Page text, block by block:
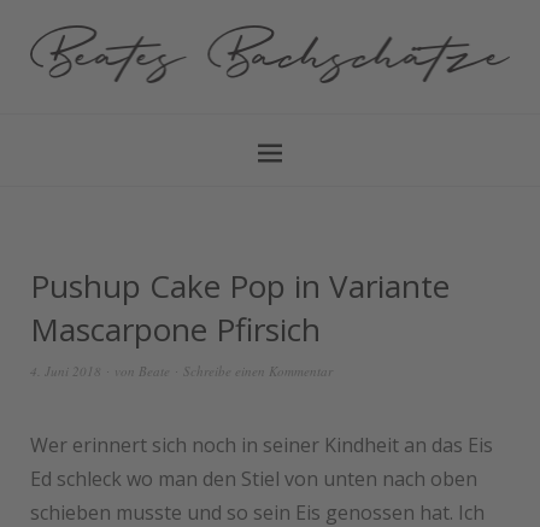
Pushup Cake Pop in Variante
Mascarpone Pfirsich
4. Juni 2018 von Beate Schreibe einen Kommentar
Wer erinnert sich noch in seiner Kindheit an das Eis
Ed schleck wo man den Stiel von unten nach oben
schieben musste und so sein Eis genossen hat. Ich